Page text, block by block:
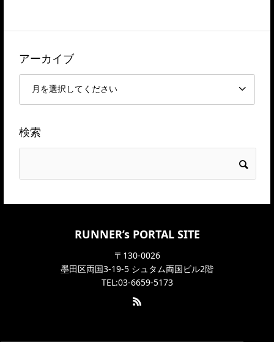
アーカイブ
検索
RUNNER’s PORTAL SITE
〒130-0026
墨田区両国3-19-5 シュタム両国ビル2階
TEL:03-6659-5173